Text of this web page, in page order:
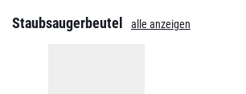
Staubsaugerbeutel alle anzeigen